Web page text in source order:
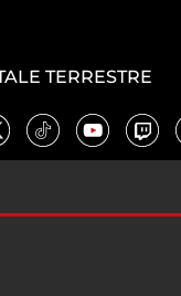
TERRESTRE